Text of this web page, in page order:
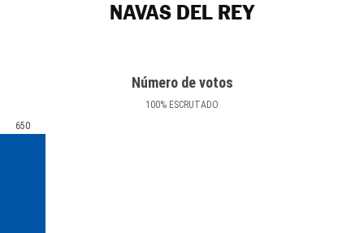
NAVAS DEL REY
Número de votos
100% ESCRUTADO
650